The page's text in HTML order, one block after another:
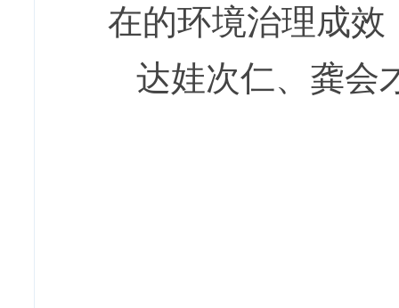
在的环境治理成
达娃次仁、龚会